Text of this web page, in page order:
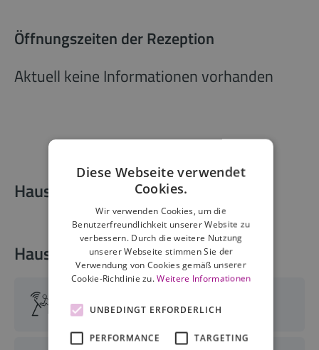
Öffnungszeiten der Rezeption
Aktuell keine Informationen vorhanden
Hausdetails
Haus-Services
kontaktloser Check-In möglich
Diese Webseite verwendet
Cookies.
Wir verwenden Cookies, um die
Benutzerfreundlichkeit unserer Website zu
verbessern. Durch die weitere Nutzung
unserer Webseite stimmen Sie der
Verwendung von Cookies gemäß unserer
Cookie-Richtlinie zu.Weitere Informationen
UNBEDINGT ERFORDERLICH
PERFORMANCE TARGETING